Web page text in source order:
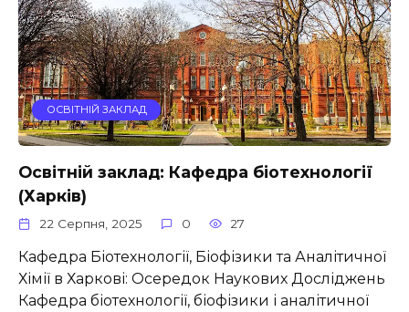
ОСВІТНІЙ ЗАКЛАД
Освітній заклад: Кафедра біотехнології
(Харків)
22 Серпня, 2025 0 27
Кафедра Біотехнології, Біофізики та Аналітичної
Хімії в Харкові: Осередок Наукових Досліджень
Кафедра біотехнології, біофізики і аналітичної